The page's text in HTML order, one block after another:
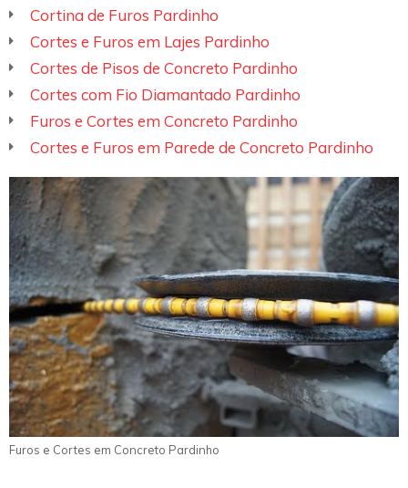
Cortina de Furos Pardinho
Cortes e Furos em Lajes Pardinho
Cortes de Pisos de Concreto Pardinho
Cortes com Fio Diamantado Pardinho
Furos e Cortes em Concreto Pardinho
Cortes e Furos em Parede de Concreto Pardinho
Furos e Cortes em Concreto Pardinho